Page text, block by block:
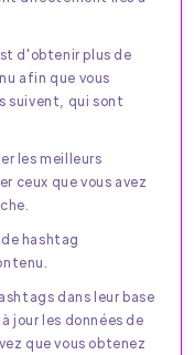
d'obtenir plus de
afin que vous
suivent, qui sont
les meilleurs
ceux que vous avez
hashtag
dans leur base
jour les données de
que vous obtenez